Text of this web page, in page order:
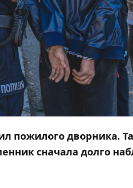
пожилого дворника.
сначала долго